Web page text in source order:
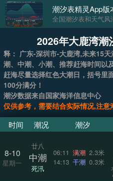
潮汐表精灵App版
全国潮汐表和天气风
2026年大鹿湾潮
释： 广东-深圳市-大鹿湾,未来15天潮汐表和天气情况简报，包含了大
潮、中潮、小潮、推荐赶海时间以
赶海尽量选择红色大潮日，括号里
100分满分！
潮汐数据来自国家海洋信息中心
仅供参考，需要结合实际情况,注
时间 潮况 潮汐
8-10
星期一
廿八
中潮
死汛
06:11 满潮 2.3米
14:13 干潮 0.3米